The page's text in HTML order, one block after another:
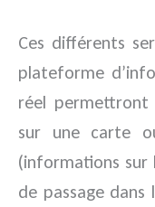
Ces différents
plateforme
réel permettront
sur une carte
(informations sur
de passage